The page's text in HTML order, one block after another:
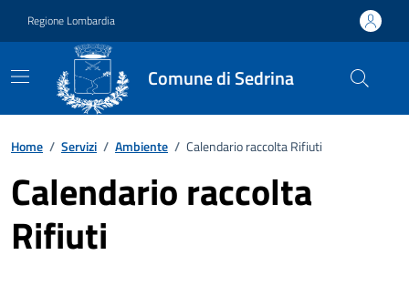
Regione Lombardia
Comune di Sedrina
Home / Servizi / Ambiente / Calendario raccolta Rifiuti
Calendario raccolta
Rifiuti